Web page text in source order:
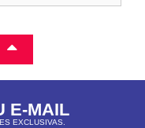
E-MAIL
EXCLUSIVAS.